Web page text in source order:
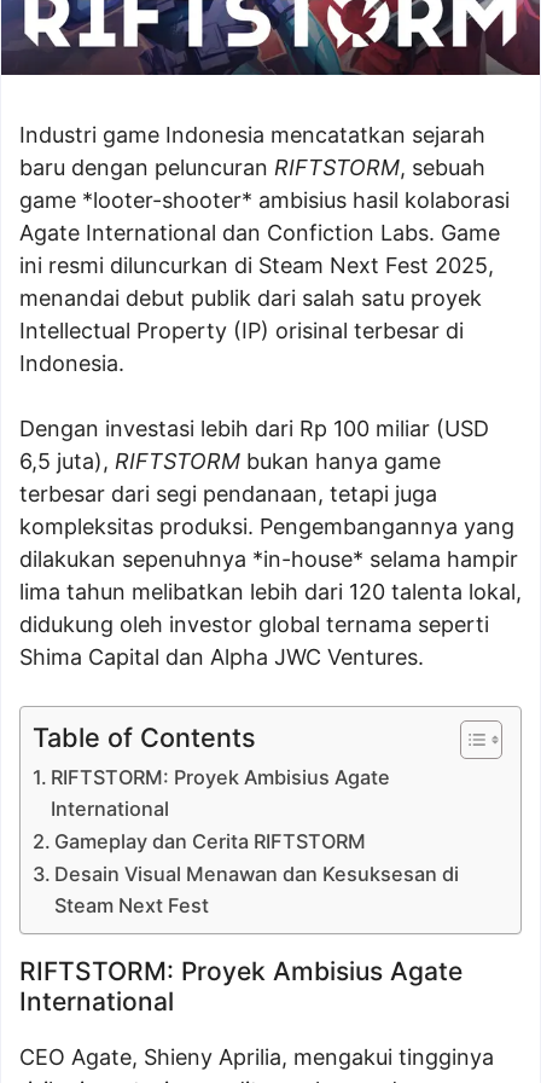
Industri game Indonesia mencatatkan sejarah
baru dengan peluncuran RIFTSTORM, sebuah
game *looter-shooter* ambisius hasil kolaborasi
Agate International dan Confiction Labs. Game
ini resmi diluncurkan di Steam Next Fest 2025,
menandai debut publik dari salah satu proyek
Intellectual Property (IP) orisinal terbesar di
Indonesia.
Dengan investasi lebih dari Rp 100 miliar (USD
6,5 juta), RIFTSTORM bukan hanya game
terbesar dari segi pendanaan, tetapi juga
kompleksitas produksi. Pengembangannya yang
dilakukan sepenuhnya *in-house* selama hampir
lima tahun melibatkan lebih dari 120 talenta lokal,
didukung oleh investor global ternama seperti
Shima Capital dan Alpha JWC Ventures.
Table of Contents
RIFTSTORM: Proyek Ambisius Agate
International
Gameplay dan Cerita RIFTSTORM
Desain Visual Menawan dan Kesuksesan di
Steam Next Fest
RIFTSTORM: Proyek Ambisius Agate
International
CEO Agate, Shieny Aprilia, mengakui tingginya